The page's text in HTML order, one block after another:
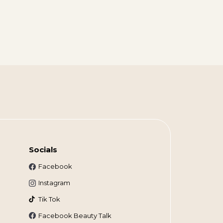
Socials
Facebook
Instagram
Tik Tok
Facebook Beauty Talk